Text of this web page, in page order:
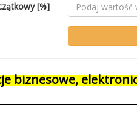
[%]
biznesowe,